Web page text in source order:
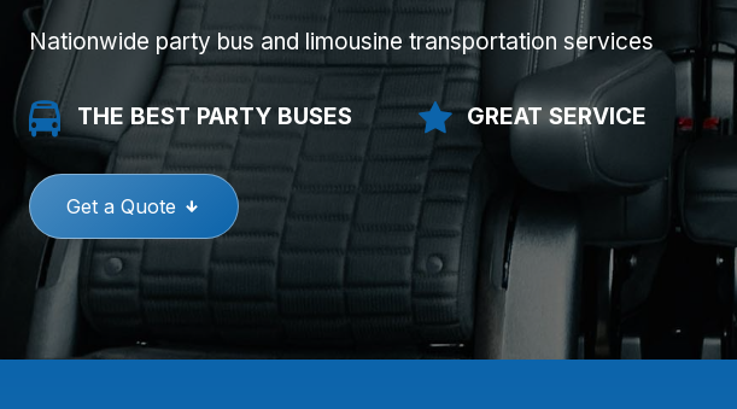
Nationwide party bus and limousine transportation services
THE BEST PARTY BUSES GREAT SERVICE
Get a Quote